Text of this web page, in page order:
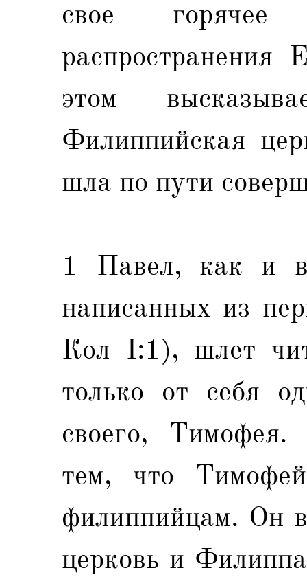
свое
распространения
этом
Филиппийская
шла по пути
1 Павел, как и в
написанных из
Кол I:1), шлет
только от себя
своего, Тимофея.
тем, что
филиппийцам. Он
церковь и